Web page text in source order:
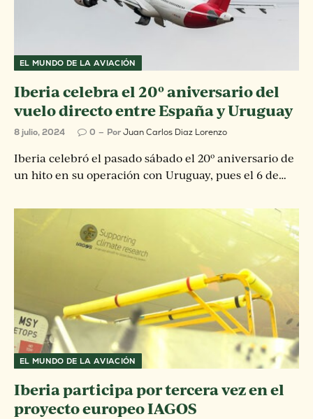
EL MUNDO DE LA AVIACIÓN
Iberia celebra el 20º aniversario del
vuelo directo entre España y Uruguay
8 julio, 2024 0 PorJuan Carlos Diaz Lorenzo
Iberia celebró el pasado sábado el 20º aniversario de
un hito en su operación con Uruguay, pues el 6 de…
EL MUNDO DE LA AVIACIÓN
Iberia participa por tercera vez en el
proyecto europeo IAGOS